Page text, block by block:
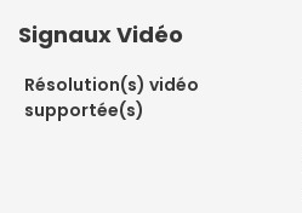
Signaux Vidéo
Résolution(s) vidéo
supportée(s)